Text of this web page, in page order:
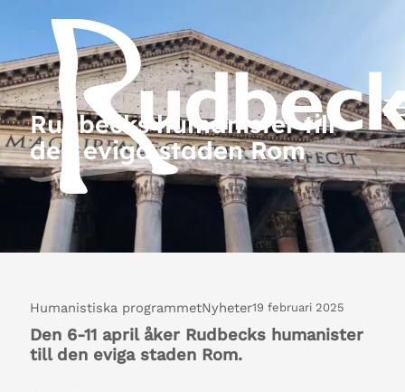
Rudbecks humanister till
den eviga staden Rom
19 februari 2025
Humanistiska programmetNyheter
Den 6-11 april åker Rudbecks humanister
till den eviga staden Rom.